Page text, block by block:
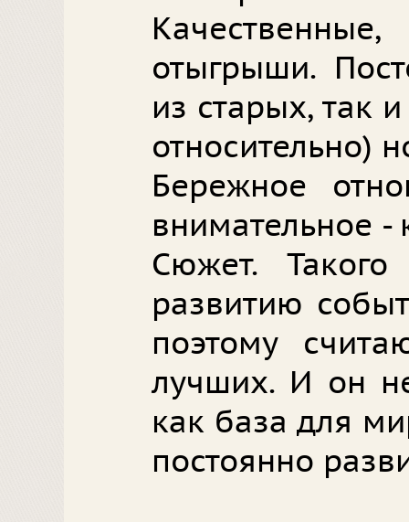
отыгрыши.
из старых, так
относительно)
Бережное
внимательное -
Сюжет.
развитию
поэтому
лучших. И он не
как база для
постоянно